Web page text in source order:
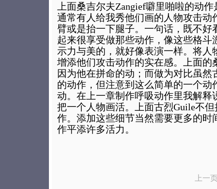
上面桑吉尔夫Zangief噼里啪啦的动
通常有人给我秀他们画的人物攻击
臂或是抬一下腿子。一句话，既不
起来很享受做那些动作，像这些格
示力与美的，就好像表演一样。将
增添他们攻击动作的实在感。上面的
因为他在拼命的动；而做为对比虽
的动作，但注意到这么简单的一个
动。在上一章制作呼吸动作里我解
把一个人物画活。上面古烈Guile不
作。添加这些细节当然需要更多的
作平添许多活力。
上一